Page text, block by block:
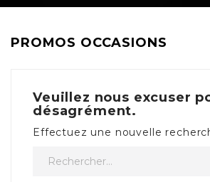
PROMOS OCCASIONS
Veuillez nous excuser
désagrément.
Effectuez une nouvelle